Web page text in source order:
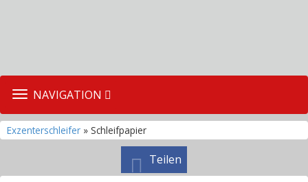
TOGGLE
NAVIGATION
Exzenterschleifer » Schleifpapier
Teilen